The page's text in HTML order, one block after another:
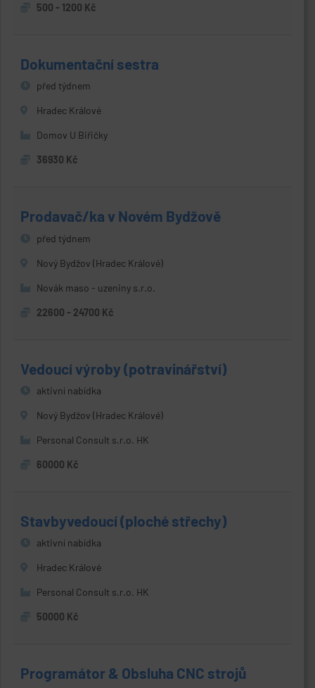
500 - 1200 Kč
Dokumentační sestra
před týdnem
Hradec Králové
Domov U Biřičky
36930 Kč
Prodavač/ka v Novém Bydžově
před týdnem
Nový Bydžov (Hradec Králové)
Novák maso - uzeniny s.r.o.
22600 - 24700 Kč
Vedoucí výroby (potravinářství)
aktivní nabídka
Nový Bydžov (Hradec Králové)
Personal Consult s.r.o. HK
60000 Kč
Stavbyvedoucí (ploché střechy)
aktivní nabídka
Hradec Králové
Personal Consult s.r.o. HK
50000 Kč
Programátor & Obsluha CNC strojů